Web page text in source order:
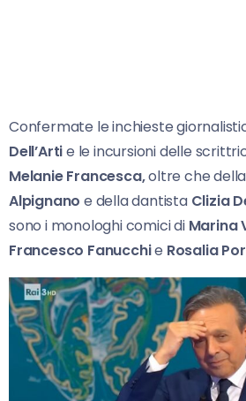
Confermate le inchieste
Dell’Artie le incursioni delle
Melanie Francesca,oltre che della
Alpignano e della dantista Clizia
sono i monologhi comici di Marina
Francesco Fanucchie Rosalia